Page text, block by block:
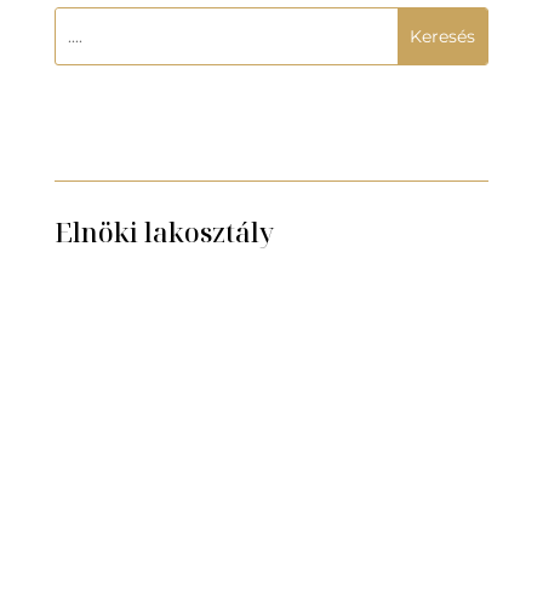
Elnöki lakosztály